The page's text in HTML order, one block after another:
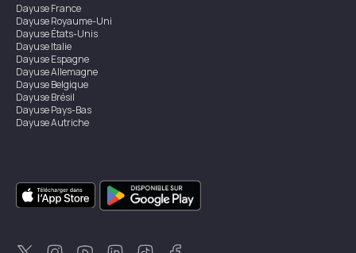
DayuseFrance
DayuseRoyaume-Uni
DayuseÉtats-Unis
DayuseItalie
DayuseEspagne
DayuseAllemagne
DayuseBelgique
DayuseBrésil
DayusePays-Bas
DayuseAutriche
DayuseSingapour
DayuseSuède
DayuseThaïlande
DayuseNouvelle-Zélande